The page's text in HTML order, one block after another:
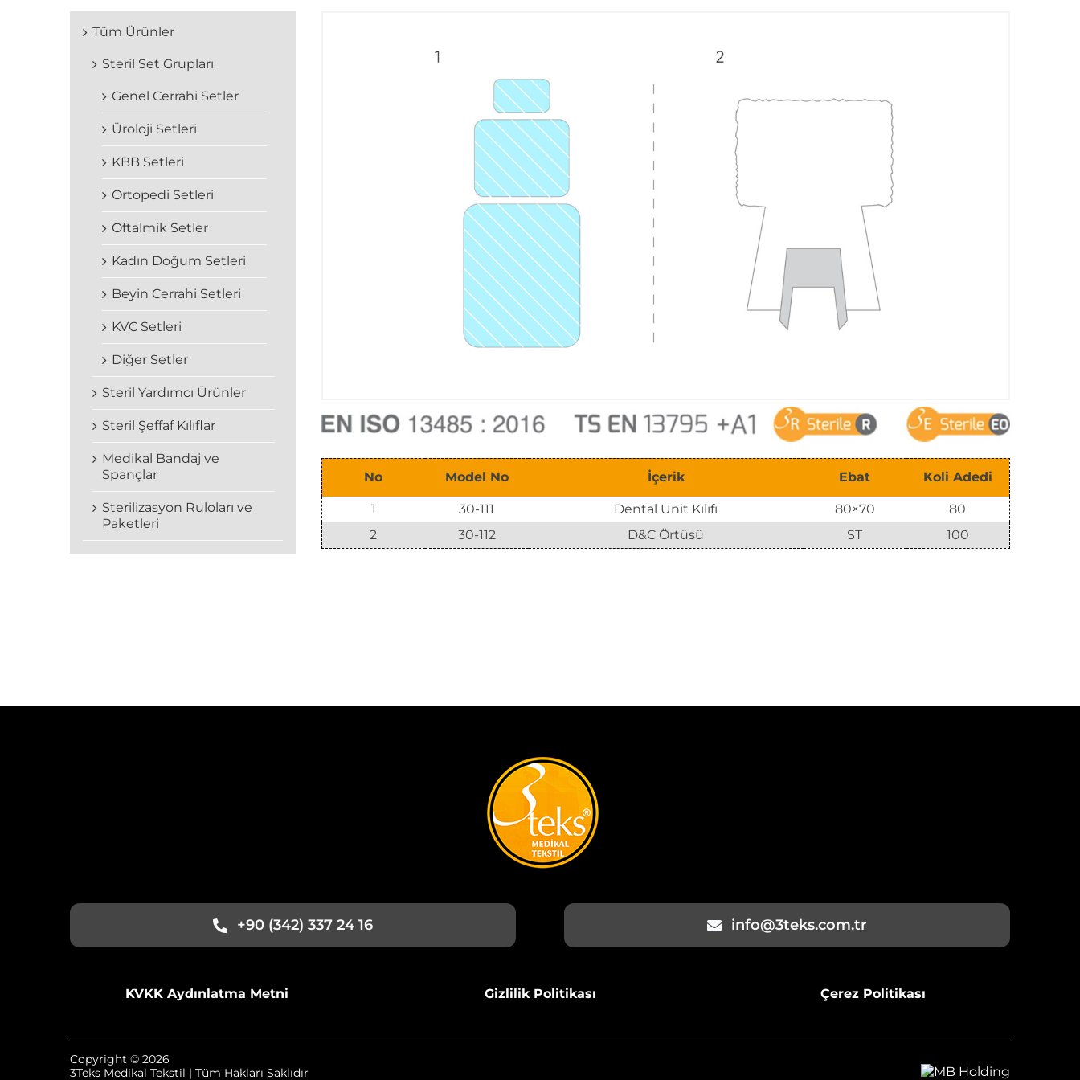
No Model No İçerik Ebat Koli Adedi
1 30-111 Dental Unit Kılıfı 80×70
80
2
30-112 D&C Örtüsü ST 100
Tüm Ürünler
Steril Set Grupları
Genel Cerrahi Setler
Üroloji Setleri
KBB Setleri
Ortopedi Setleri
Oftalmik Setler
Kadın Doğum Setleri
Beyin Cerrahi Setleri
KVC Setleri
Diğer Setler
Steril Yardımcı Ürünler
Steril Şeffaf Kılıflar
Medikal Bandaj ve
Spançlar
Sterilizasyon Ruloları ve
Paketleri
+90 (342) 337 24 16 info@3teks.com.tr
KVKK Aydınlatma Metni Gizlilik Politikası Çerez Politikası
Copyright © 2026
3Teks Medikal Tekstil | Tüm Hakları Saklıdır